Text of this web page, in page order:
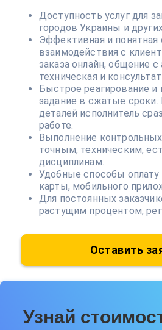
Доступность услуг для
городов Украины и
Эффективная и понятная
взаимодействия с
заказа онлайн, общение
техническая и
Быстрое реагирование и
задание в сжатые сроки.
деталей исполнитель
работе.
Выполнение
точным, техническим,
дисциплинам.
Удобные способы
карты, мобильного
Для постоянных
растущим процентом,
Оставить
Узнай